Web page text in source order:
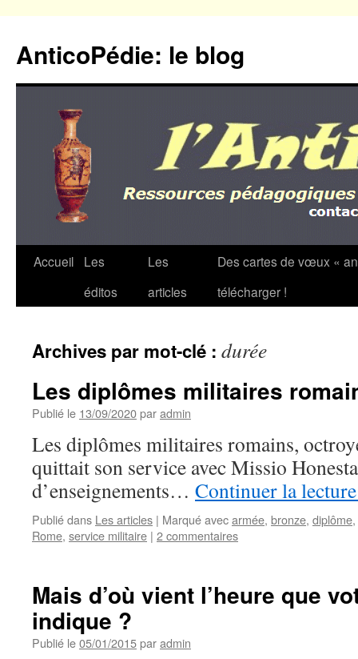
contenu
AnticoPédie: le blog
Accueil
Les
éditos
Les
articles
Des cartes de vœux «
télécharger !
Archives par mot-clé : durée
Les diplômes militaires
Publié le 13/09/2020paradmin
Les diplômes militaires romains,
quittait son service avec Missio
d’enseignements… Continuer la
Publié dans Les articles | Marqué avecarmée, bronze, diplôme,
Rome, service militaire | 2 commentaires
Mais d’où vient l’heure que
indique ?
Publié le05/01/2015paradmin